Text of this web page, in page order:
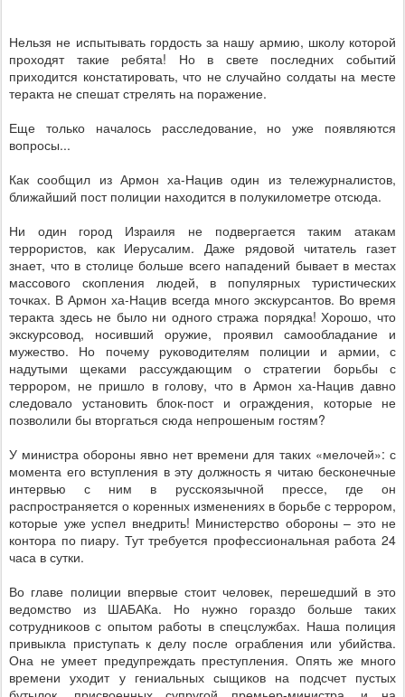
Нельзя не испытывать гордость за нашу армию, школу которой
проходят такие ребята! Но в свете последних событий
приходится констатировать, что не случайно солдаты на месте
теракта не спешат стрелять на поражение.
Еще только началось расследование, но уже появляются
вопросы...
Как сообщил из Армон ха-Нацив один из тележурналистов,
ближайший пост полиции находится в полукилометре отсюда.
Ни один город Израиля не подвергается таким атакам
террористов, как Иерусалим. Даже рядовой читатель газет
знает, что в столице больше всего нападений бывает в местах
массового скопления людей, в популярных туристических
точках. В Армон ха-Нацив всегда много экскурсантов. Во время
теракта здесь не было ни одного стража порядка! Хорошо, что
экскурсовод, носивший оружие, проявил самообладание и
мужество. Но почему руководителям полиции и армии, с
надутыми щеками рассуждающим о стратегии борьбы с
террором, не пришло в голову, что в Армон ха-Нацив давно
следовало установить блок-пост и ограждения, которые не
позволили бы вторгаться сюда непрошеным гостям?
У министра обороны явно нет времени для таких «мелочей»: с
момента его вступления в эту должность я читаю бесконечные
интервью с ним в русскоязычной прессе, где он
распространяется о коренных изменениях в борьбе с террором,
которые уже успел внедрить! Министерство обороны – это не
контора по пиару. Тут требуется профессиональная работа 24
часа в сутки.
Во главе полиции впервые стоит человек, перешедший в это
ведомство из ШАБАКа. Но нужно гораздо больше таких
сотрудникоов с опытом работы в спецслужбах. Наша полиция
привыкла приступать к делу после ограбления или убийства.
Она не умеет предупреждать преступления. Опять же много
времени уходит у гениальных сыщиков на подсчет пустых